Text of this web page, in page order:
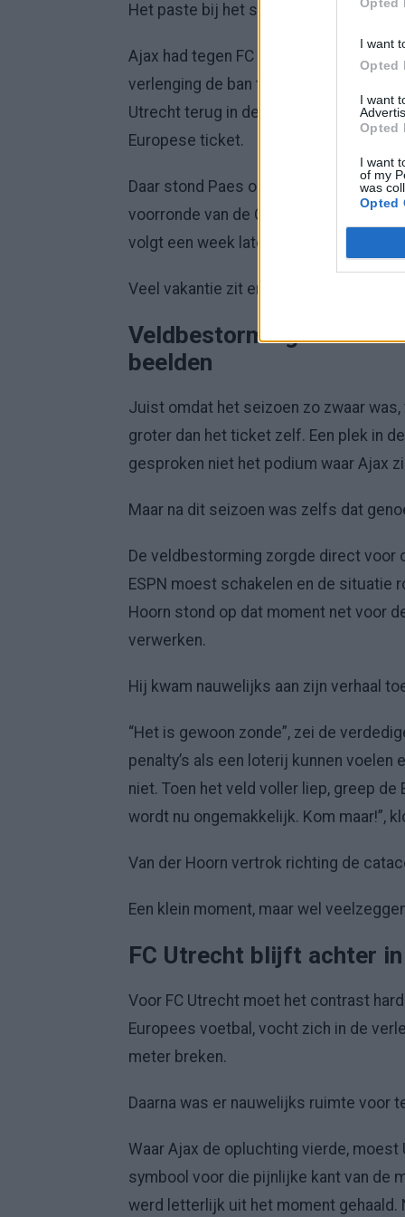
I want
Opted
I want
Opted
I want
of my
was
Opted
Het paste bij het seizoen.
Ajax had tegen FC Utrecht opnieuw
verlenging de ban te breken met een
Utrecht terug in de wedstrijd.
Europese ticket.
Daar stond Paes op. De doelman pakte
voorronde van de Conference League
volgt een week later.
Veel vakantie zit er dus niet in.
Veldbestorming in
beelden
Juist omdat het seizoen zo zwaar
groter dan het ticket zelf. Een plek in
gesproken niet het podium waar Ajax
Maar na dit seizoen was zelfs dat
De veldbestorming zorgde direct voor
ESPN moest schakelen en de situatie
Hoorn stond op dat moment net voor
verwerken.
Hij kwam nauwelijks aan zijn verhaal
“Het is gewoon zonde”, zei de
penalty’s als een loterij kunnen
niet. Toen het veld voller liep, greep de
wordt nu ongemakkelijk. Kom maar!”,
Van der Hoorn vertrok richting de
Een klein moment, maar wel
FC Utrecht blijft achter
Voor FC Utrecht moet het contrast
Europees voetbal, vocht zich in de
meter breken.
Daarna was er nauwelijks ruimte voor
Waar Ajax de opluchting vierde,
symbool voor die pijnlijke kant van de
werd letterlijk uit het moment gehaald.